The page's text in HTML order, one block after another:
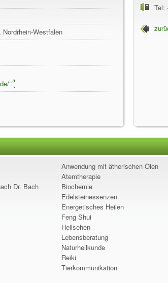
Nordrhein-Westfalen
Tel:
Anwendung mit ätherischen Ölen
Atemtherapie
Dr. Bach
Biochemie
Edelsteinessenzen
Energetisches Heilen
Feng Shui
Hellsehen
Lebensberatung
Naturheilkunde
Reiki
Tierkommunikation